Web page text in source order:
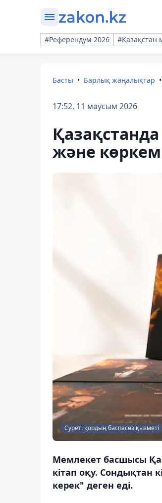
#Референдум-2026
Басты Барлық жаңалықтар
17:52, 11 маусым 2026
және
Сурет: қордың баспасөз қызметі
Мемлекет басшысы
кітап оқу. Сондықтан
керек" деген еді.